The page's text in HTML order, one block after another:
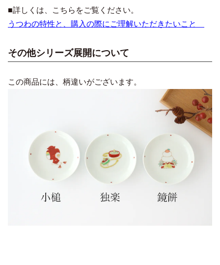
■詳しくは、こちらをご覧ください。
うつわの特性と、購入の際にご理解いただきたいこと
その他シリーズ展開について
この商品には、柄違いがございます。